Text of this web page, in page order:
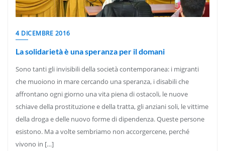
4 DICEMBRE 2016
La solidarietà è una speranza per il domani
Sono tanti gli invisibili della società contemporanea: i migranti
che muoiono in mare cercando una speranza, i disabili che
affrontano ogni giorno una vita piena di ostacoli, le nuove
schiave della prostituzione e della tratta, gli anziani soli, le vittime
della droga e delle nuovo forme di dipendenza. Queste persone
esistono. Ma a volte sembriamo non accorgercene, perché
vivono in […]